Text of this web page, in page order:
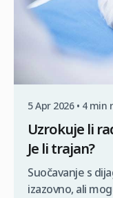
5 Apr 2026 • 4 min
Uzrokuje li
Je li trajan?
Suočavanje s
izazovno, ali